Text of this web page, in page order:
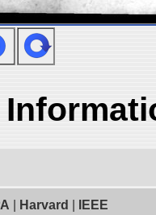
Harvard IEEE